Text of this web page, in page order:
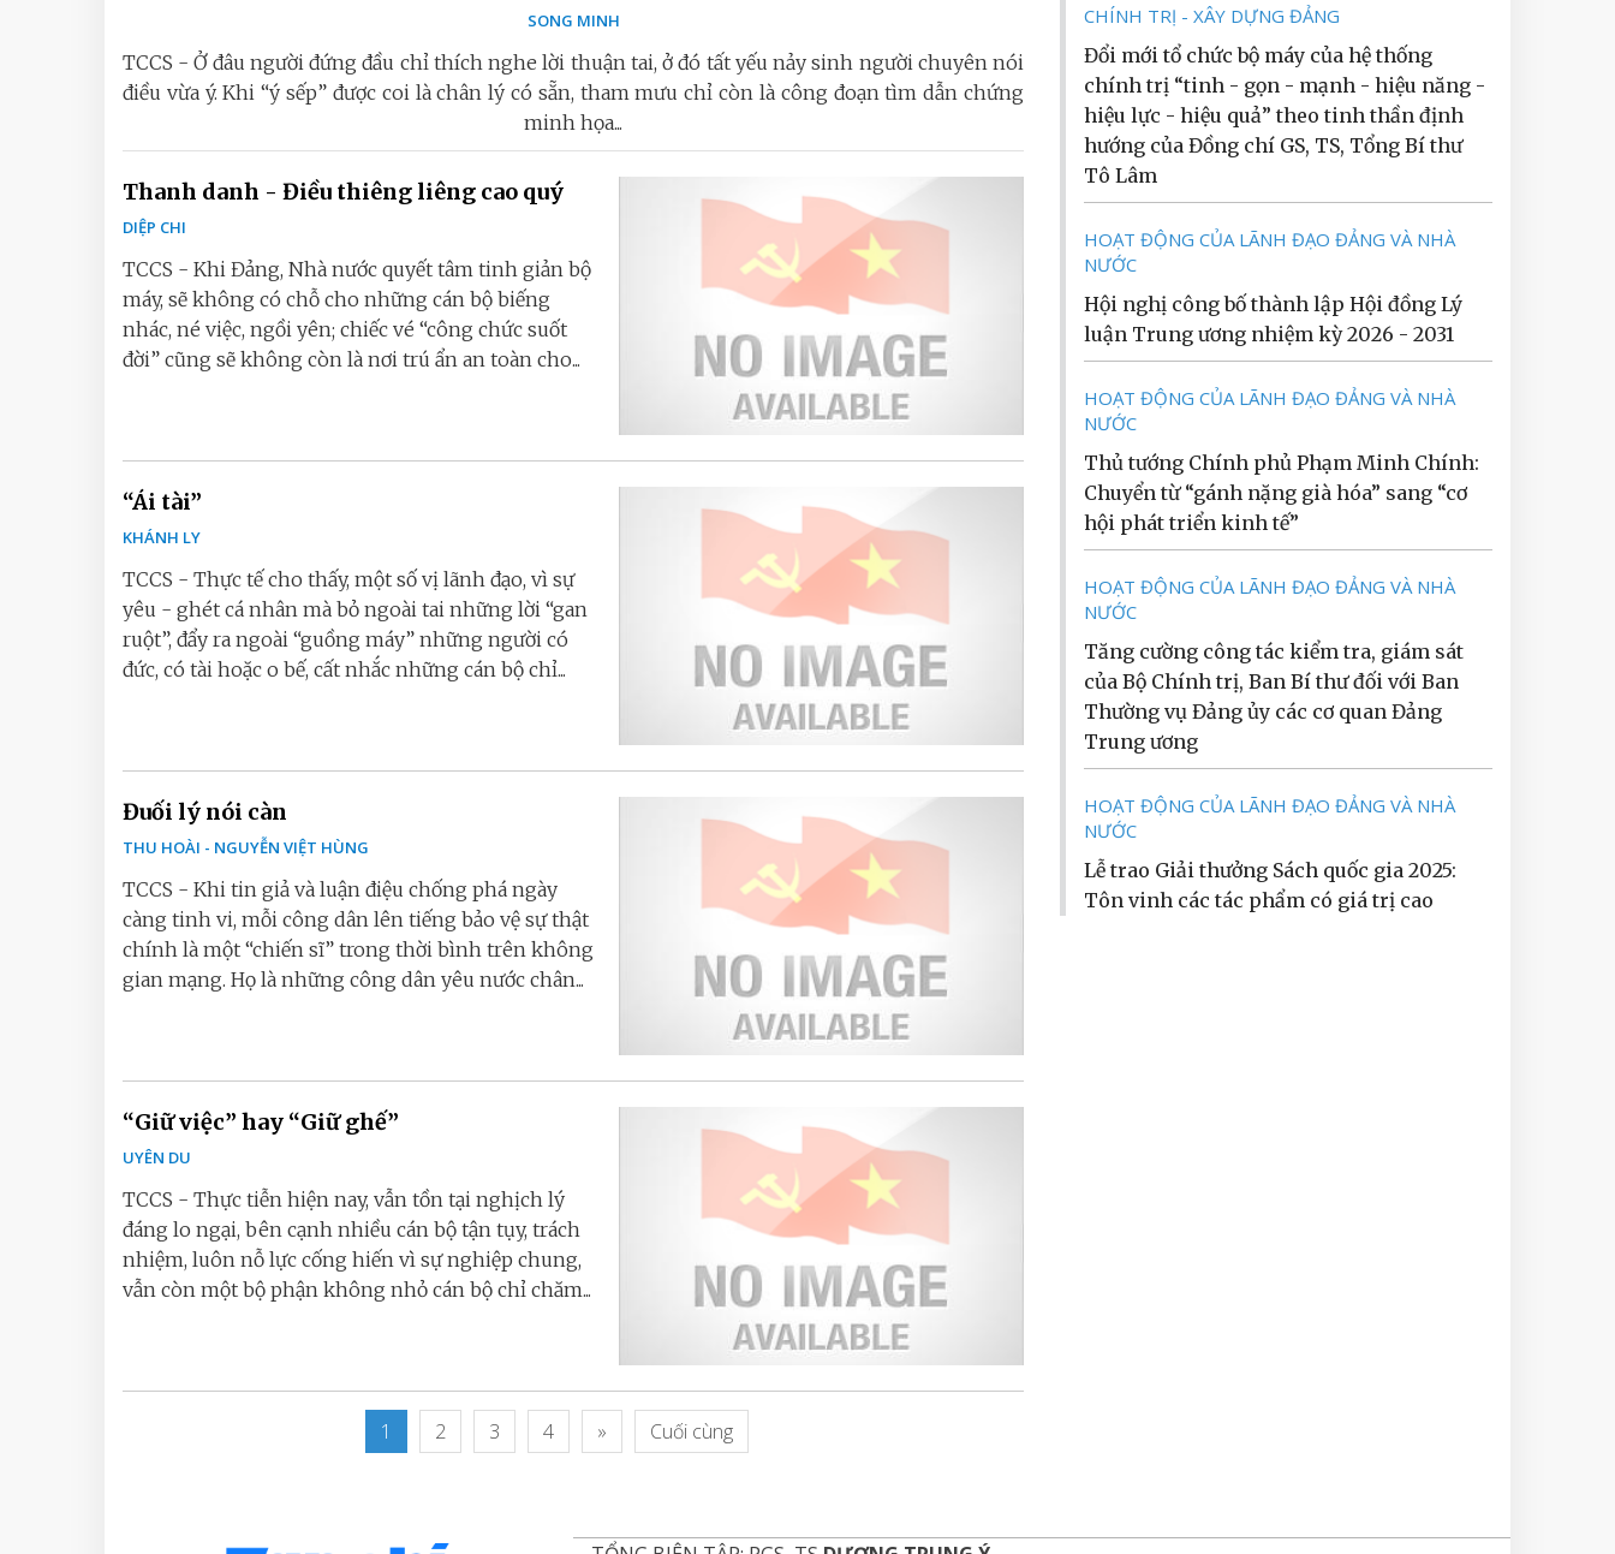
SONG MINH
TCCS - Ở đâu người đứng đầu chỉ thích nghe lời thuận tai, ở đó tất yếu nảy sinh người chuyên nói
điều vừa ý. Khi “ý sếp” được coi là chân lý có sẵn, tham mưu chỉ còn là công đoạn tìm dẫn chứng
minh họa...
Thanh danh - Điều thiêng liêng cao quý
DIỆP CHI
TCCS - Khi Đảng, Nhà nước quyết tâm tinh giản bộ
máy, sẽ không có chỗ cho những cán bộ biếng
nhác, né việc, ngồi yên; chiếc vé “công chức suốt
đời” cũng sẽ không còn là nơi trú ẩn an toàn cho...
“Ái tài”
KHÁNH LY
TCCS - Thực tế cho thấy, một số vị lãnh đạo, vì sự
yêu - ghét cá nhân mà bỏ ngoài tai những lời “gan
ruột”, đẩy ra ngoài “guồng máy” những người có
đức, có tài hoặc o bế, cất nhắc những cán bộ chỉ...
Đuối lý nói càn
THU HOÀI - NGUYỄN VIỆT HÙNG
TCCS - Khi tin giả và luận điệu chống phá ngày
càng tinh vi, mỗi công dân lên tiếng bảo vệ sự thật
chính là một “chiến sĩ” trong thời bình trên không
gian mạng. Họ là những công dân yêu nước chân...
“Giữ việc” hay “Giữ ghế”
UYÊN DU
TCCS - Thực tiễn hiện nay, vẫn tồn tại nghịch lý
đáng lo ngại, bên cạnh nhiều cán bộ tận tụy, trách
nhiệm, luôn nỗ lực cống hiến vì sự nghiệp chung,
vẫn còn một bộ phận không nhỏ cán bộ chỉ chăm...
1 2 3 4 » Cuối cùng
CHÍNH TRỊ - XÂY DỰNG ĐẢNG
Đổi mới tổ chức bộ máy của hệ thống
chính trị “tinh - gọn - mạnh - hiệu năng -
hiệu lực - hiệu quả” theo tinh thần định
hướng của Đồng chí GS, TS, Tổng Bí thư
Tô Lâm
HOẠT ĐỘNG CỦA LÃNH ĐẠO ĐẢNG VÀ NHÀ
NƯỚC
Hội nghị công bố thành lập Hội đồng Lý
luận Trung ương nhiệm kỳ 2026 - 2031
HOẠT ĐỘNG CỦA LÃNH ĐẠO ĐẢNG VÀ NHÀ
NƯỚC
Thủ tướng Chính phủ Phạm Minh Chính:
Chuyển từ “gánh nặng già hóa” sang “cơ
hội phát triển kinh tế”
HOẠT ĐỘNG CỦA LÃNH ĐẠO ĐẢNG VÀ NHÀ
NƯỚC
Tăng cường công tác kiểm tra, giám sát
của Bộ Chính trị, Ban Bí thư đối với Ban
Thường vụ Đảng ủy các cơ quan Đảng
Trung ương
HOẠT ĐỘNG CỦA LÃNH ĐẠO ĐẢNG VÀ NHÀ
NƯỚC
Lễ trao Giải thưởng Sách quốc gia 2025:
Tôn vinh các tác phẩm có giá trị cao